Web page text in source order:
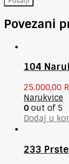
Povezani
104
25.000,00
Narukvice
0 out of 5
Dodaj u
233